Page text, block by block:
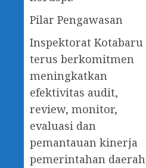
Pilar Pengawasan
Inspektorat Kotabaru
terus berkomitmen
meningkatkan
efektivitas audit,
review, monitor,
evaluasi dan
pemantauan kinerja
pemerintahan daerah